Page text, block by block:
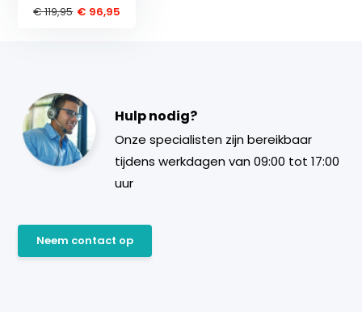
€ 119,95 € 96,95
Hulp nodig?
Onze specialisten zijn bereikbaar
tijdens werkdagen van 09:00 tot 17:00
uur
Neem contact op